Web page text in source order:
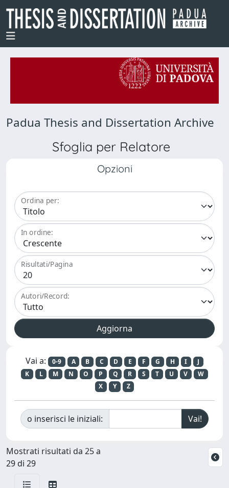
Padua Thesis and Dissertation Archive
Sfoglia per Relatore
Opzioni
Ordina per:
In ordine:
Risultati/Pagina
Autori/Record:
Vai a: 0-9 A B C D E F G H I
J
K
L M N O P Q R S T U V
W
X
Y Z
o inserisci le iniziali:
Mostrati risultati da 25 a
29 di 29